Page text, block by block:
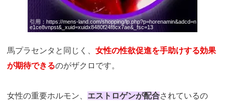
引用： https://mens-land.com/shopping/lp.php?p=horenamin&adcd=n
e1ce8vnpst&_xuid=xuidx8480f24f8cx7ae&_fsc=13
馬プラセンタと同じく、 女性の性欲促進を手助けする効果
が期待できるのがザクロです。
女性の重要ホルモン、 エストロゲンが配合されているの